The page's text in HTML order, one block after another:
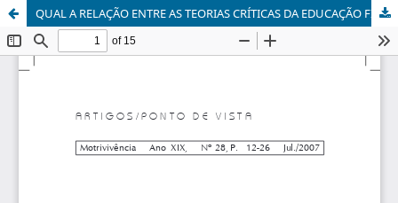
QUAL A RELAÇÃO ENTRE AS TEORIAS CRÍTICAS DA EDUCAÇÃO FÍSICA E A PRÁTICA PEDAGÓGICA NA ESCOLA? Uma reflexão a partir de seus sujeitos